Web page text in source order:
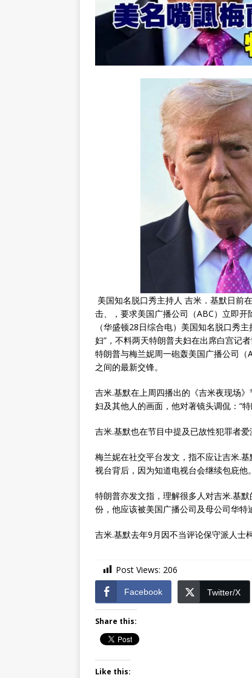
美国知名脱口秀主持人 吉米．基默日前
击、，要求美国广播公司（ABC）立即开
（华盛顿28日综合电）美国知名脱口秀
妇”，不料两天特朗普夫妇在出席白宫记
特朗普与梅兰妮周一砲轰美国广播公司
之间的最新交锋。
吉米.基默在上周四播出的《吉米夜现场
妇及其他人的画面，他对著镜头调侃：“
吉米.基默也在节目中提及已故性犯罪者爱
梅兰妮在社交平台发文，指不应让吉米.
视台背后，因为知道电视台会继续包庇他。
特朗普亦发文指，理解很多人对吉米.基
份，他应该被美国广播公司及母公司华特
吉米.基默去年9月因不当评论保守派人士
Post Views: 206
Facebook Twitter/X
Share this:
Like this: